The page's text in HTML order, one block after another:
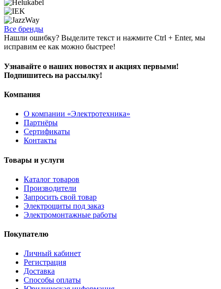
Все бренды
Нашли ошибку? Выделите текст и нажмите Ctrl + Enter, мы
исправим ее как можно быстрее!
Узнавайте о наших новостях и акциях первыми!
Подпишитесь на рассылку!
Компания
О компании «Электротехника»
Партнёры
Сертификаты
Контакты
Товары и услуги
Каталог товаров
Производители
Запросить свой товар
Электрощиты под заказ
Электромонтажные работы
Покупателю
Личный кабинет
Регистрация
Доставка
Способы оплаты